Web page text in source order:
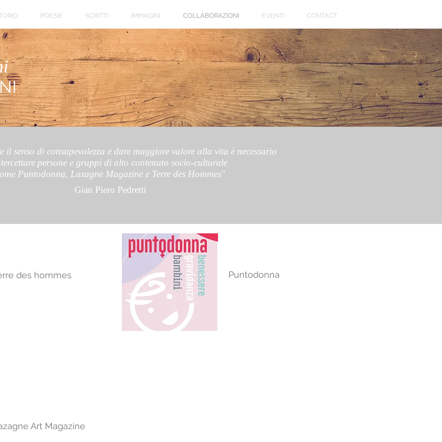
POESIE SCRITTI IMMAGINI COLLABORAZIONI EVENTI CONTACT
il senso di consapevolezza e dare maggiore valore alla vita è necessario
persone e gruppi di alto contenuto socio-culturale
Puntodonna, Lazagne Magazine e Terre des Hommes"
Gian Piero Pedretti
des hommes Puntodonna
Art Magazine